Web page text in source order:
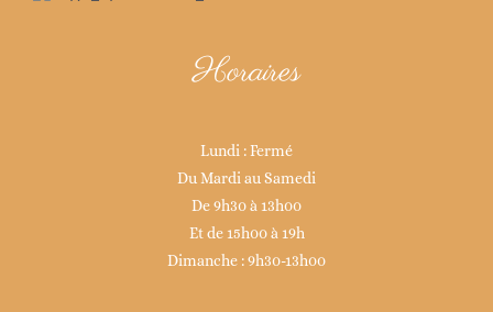
Horaires
Lundi : Fermé
Du Mardi au Samedi
De 9h30 à 13h00
Et de 15h00 à 19h
Dimanche : 9h30-13h00